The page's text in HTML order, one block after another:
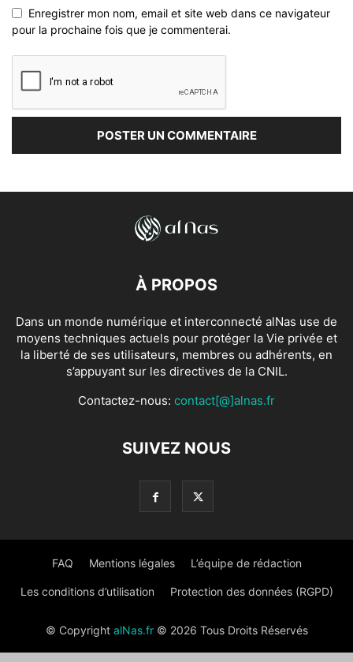
Enregistrer mon nom, email et site web dans ce navigateur
pour la prochaine fois que je commenterai.
À PROPOS
Dans un monde numérique et interconnecté alNas use de
moyens techniques actuels pour protéger la Vie privée et
la liberté de ses utilisateurs, membres ou adhérents, en
s’appuyant sur les directives de la CNIL.
Contactez-nous: contact[@]alnas.fr
SUIVEZ NOUS
FAQ Mentions légales L’équipe de rédaction
Les conditions d’utilisation Protection des données (RGPD)
© Copyright alNas.fr© 2026 Tous Droits Réservés